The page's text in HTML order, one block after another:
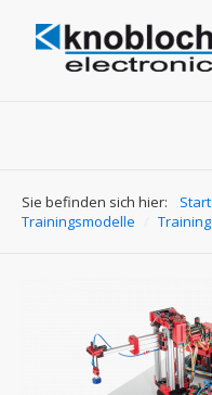
Sie befinden sich hier:
Trainingsmodelle